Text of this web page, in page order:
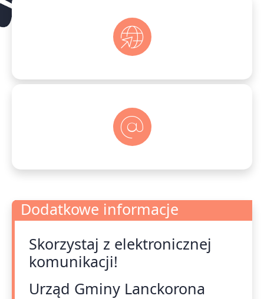
Dodatkowe informacje
Dodatkowe informacje
Skorzystaj z elektronicznej
komunikacji!
Urząd Gminy Lanckorona